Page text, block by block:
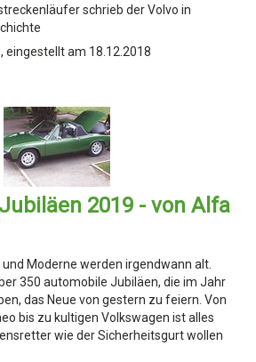
schrieb der Volvo in
, eingestellt am 18.12.2018
2019 - von Alfa
Moderne werden irgendwann alt.
350 automobile Jubiläen, die im Jahr
das Neue von gestern zu feiern. Von
bis zu kultigen Volkswagen ist alles
wie der Sicherheitsgurt wollen